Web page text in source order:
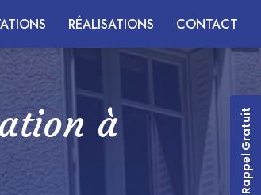
Rappel Gratuit
RÉALISATIONS CONTACT
à